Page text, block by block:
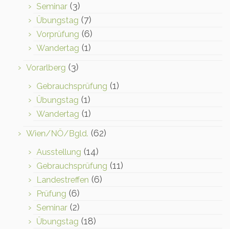
Seminar (3)
Übungstag (7)
Vorprüfung (6)
Wandertag (1)
Vorarlberg (3)
Gebrauchsprüfung (1)
Übungstag (1)
Wandertag (1)
Wien/NÖ/Bgld. (62)
Ausstellung (14)
Gebrauchsprüfung (11)
Landestreffen (6)
Prüfung (6)
Seminar (2)
Übungstag (18)